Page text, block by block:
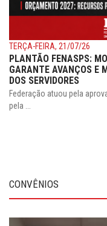
TERÇA-FEIRA, 21/07/26
PLANTÃO FENASPS:
GARANTE AVANÇOS E
DOS SERVIDORES
Federação atuou pela
pela ...
CONVÊNIOS